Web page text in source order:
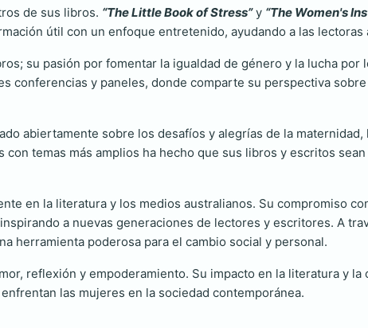
de sus libros. “The Little Book of Stress”y “The Women's
útil con un enfoque entretenido, ayudando a las
su pasión por fomentar la igualdad de género y la lucha
conferencias y paneles, donde comparte su perspectiva
abiertamente sobre los desafíos y alegrías de la
temas más amplios ha hecho que sus libros y escritos
en la literatura y los medios australianos. Su compromiso
a nuevas generaciones de lectores y escritores. A
herramienta poderosa para el cambio social y personal.
reflexión y empoderamiento. Su impacto en la literatura y
las mujeres en la sociedad contemporánea.